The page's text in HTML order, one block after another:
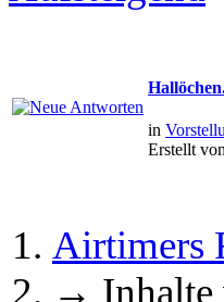
in
Erstellt von
Airtimers
→